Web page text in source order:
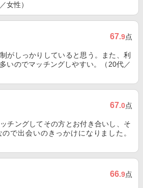
女性）
67.9点
がしっかりしていると思う。また、利
いのでマッチングしやすい。（20代／
67.0点
チングしてその方とお付き合いし、そ
で出会いのきっかけになりました。
66.9点